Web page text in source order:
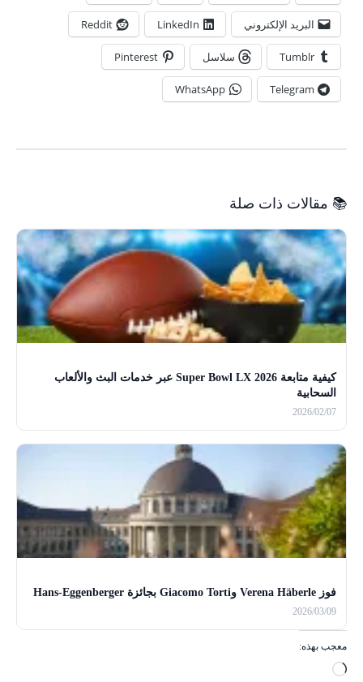
البريد الإلكتروني LinkedIn
Reddit
Tumblr سلاسل Pinterest
Telegram
WhatsApp
📚 مقالات ذات صلة
كيفية متابعة Super Bowl LX 2026 عبر خدمات البث والألعاب
السحابية
2026/02/07
فوز Verena Häberle وGiacomo Torti بجائزة Hans-Eggenberger
2026/03/09
معجب بهذه:
ج